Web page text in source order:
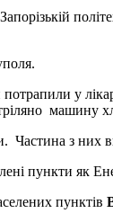
у
машину
Частина з них
пункти
пунктів